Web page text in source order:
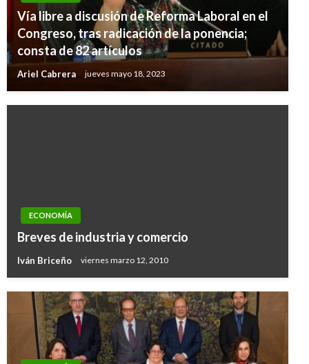
Vía libre a discusión de Reforma Laboral en el
Congreso, tras radicación de la ponencia;
consta de 82 artículos
Ariel Cabrera jueves mayo 18, 2023
ECONOMÍA
Breves de industria y comercio
Iván Briceño viernes marzo 12, 2010